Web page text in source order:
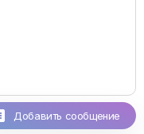
Добавить сообщение